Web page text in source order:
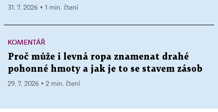
31. 7. 2026 ▪ 1 min. čtení
KOMENTÁŘ
Proč může i levná ropa znamenat drahé
pohonné hmoty a jak je to se stavem zásob
29. 7. 2026 ▪ 2 min. čtení